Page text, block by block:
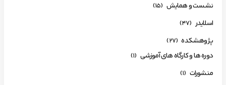
نشست و همایش (15)
اسلایدر (47)
پژوهشکده (27)
دوره ها و کارگاه های آموزشی (1)
منشورات (1)